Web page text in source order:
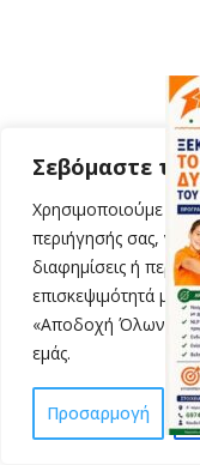
Σεβόμαστε
Χρησιμοποιούμε
περιήγησής σας, να
διαφημίσεις ή
επισκεψιμότητά μας.
«Αποδοχή Όλων»,
εμάς.
Προσαρμογή
© 2024